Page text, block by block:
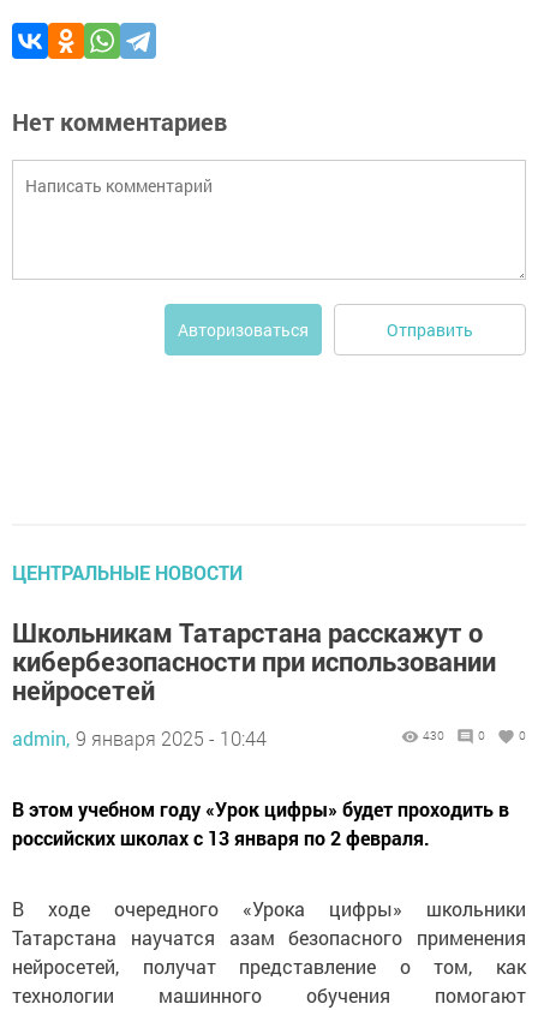
Нет комментариев
Авторизоваться Отправить
ЦЕНТРАЛЬНЫЕ НОВОСТИ
Школьникам Татарстана расскажут о
кибербезопасности при использовании
нейросетей
admin, 9 января 2025 - 10:44 430 0 0
В этом учебном году «Урок цифры» будет проходить в
российских школах с 13 января по 2 февраля.
В ходе очередного «Урока цифры» школьники
Татарстана научатся азам безопасного применения
нейросетей, получат представление о том, как
технологии машинного обучения помогают